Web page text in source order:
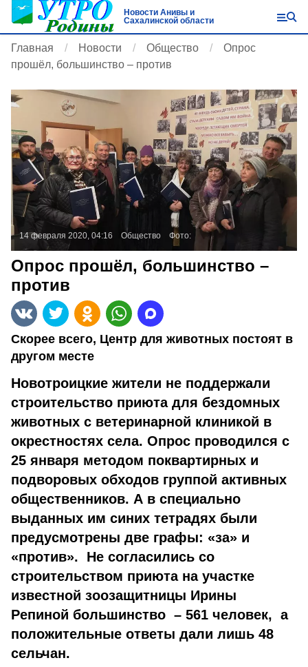
Новости Анивы и
Сахалинской области
Главная Новости Общество
Опрос
прошёл, большинство – против
14 февраля 2020, 04:16 Общество Фото:
Опрос прошёл, большинство –
против
Скорее всего, Центр для животных постоят в
другом месте
Новотроицкие жители не поддержали
строительство приюта для бездомных
животных с ветеринарной клиникой в
окрестностях села. Опрос проводился с
25 января методом поквартирных и
подворовых обходов группой активных
общественников. А в специально
выданных им синих тетрадях были
предусмотрены две графы: «за» и
«против». Не согласились со
строительством приюта на участке
известной зоозащитницы Ирины
Репиной большинство – 561 человек, а
положительные ответы дали лишь 48
сельчан.